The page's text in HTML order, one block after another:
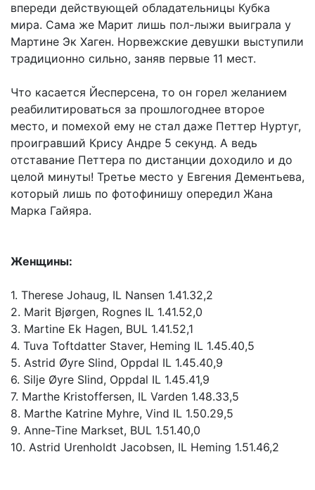
впереди действующей обладательницы Кубка
мира. Сама же Марит лишь пол-лыжи выиграла у
Мартине Эк Хаген. Норвежские девушки выступили
традиционно сильно, заняв первые 11 мест.
Что касается Йесперсена, то он горел желанием
реабилитироваться за прошлогоднее второе
место, и помехой ему не стал даже Петтер Нуртуг,
проигравший Крису Андре 5 секунд. А ведь
отставание Петтера по дистанции доходило и до
целой минуты! Третье место у Евгения Дементьева,
который лишь по фотофинишу опередил Жана
Марка Гайяра.
Женщины:
1. Therese Johaug, IL Nansen 1.41.32,2
2. Marit Bjørgen, Rognes IL 1.41.52,0
3. Martine Ek Hagen, BUL 1.41.52,1
4. Tuva Toftdatter Staver, Heming IL 1.45.40,5
5. Astrid Øyre Slind, Oppdal IL 1.45.40,9
6. Silje Øyre Slind, Oppdal IL 1.45.41,9
7. Marthe Kristoffersen, IL Varden 1.48.33,5
8. Marthe Katrine Myhre, Vind IL 1.50.29,5
9. Anne-Tine Markset, BUL 1.51.40,0
10. Astrid Urenholdt Jacobsen, IL Heming 1.51.46,2